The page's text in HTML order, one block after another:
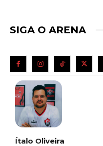
SIGA O ARENA
Ítalo Oliveira